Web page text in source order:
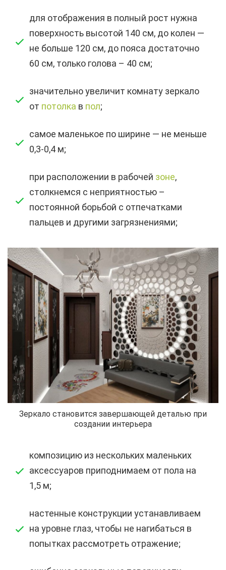
для отображения в полный рост нужна
поверхность высотой 140 см, до колен —
не больше 120 см, до пояса достаточно
60 см, только голова – 40 см;
значительно увеличит комнату зеркало
от потолка в пол;
самое маленькое по ширине — не меньше
0,3-0,4 м;
при расположении в рабочей зоне,
столкнемся с неприятностью –
постоянной борьбой с отпечатками
пальцев и другими загрязнениями;
Зеркало становится завершающей деталью при
создании интерьера
композицию из нескольких маленьких
аксессуаров приподнимаем от пола на
1,5 м;
настенные конструкции устанавливаем
на уровне глаз, чтобы не нагибаться в
попытках рассмотреть отражение;